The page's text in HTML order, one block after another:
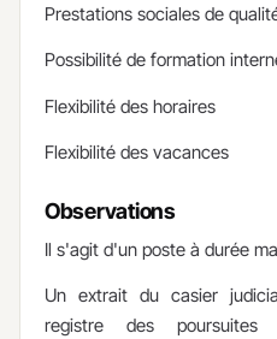
Prestations sociales de
Possibilité de formation
Flexibilité des horaires
Flexibilité des vacances
Observations
​Il s'agit d'un poste à durée
Un extrait du casier
registre des